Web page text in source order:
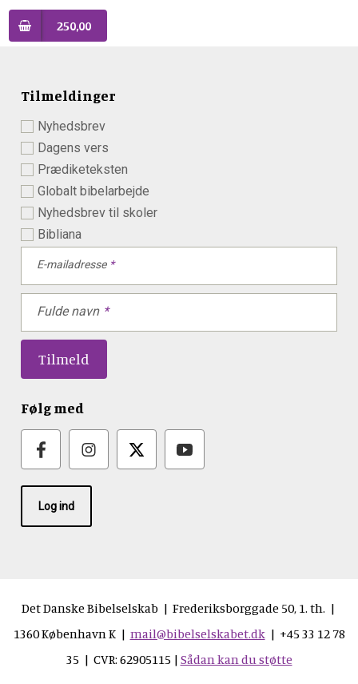
250,00
Tilmeldinger
Nyhedsbrev
Dagens vers
Prædiketeksten
Globalt bibelarbejde
Nyhedsbrev til skoler
Bibliana
E-mailadresse
Fulde navn
Følg med
Log ind
Det Danske Bibelselskab | Frederiksborggade 50, 1. th. |
1360 København K | mail@bibelselskabet.dk| +45 33 12 78
35 | CVR: 62905115 | Sådan kan du støtte